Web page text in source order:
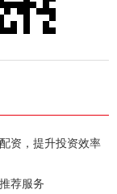
资，提升投资效率
荐服务